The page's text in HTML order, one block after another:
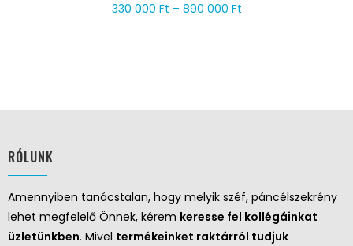
330 000 Ft – 890 000 Ft
RÓLUNK
Amennyiben tanácstalan, hogy melyik széf, páncélszekrény
lehet megfelelő Önnek, kérem keresse fel kollégáinkat
üzletünkben. Mivel termékeinket raktárról tudjuk